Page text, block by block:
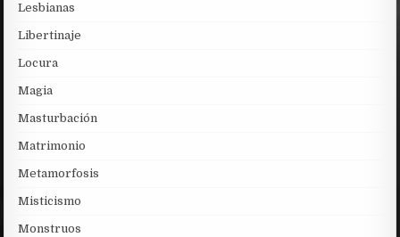
Lesbianas
Libertinaje
Locura
Magia
Masturbación
Matrimonio
Metamorfosis
Misticismo
Monstruos